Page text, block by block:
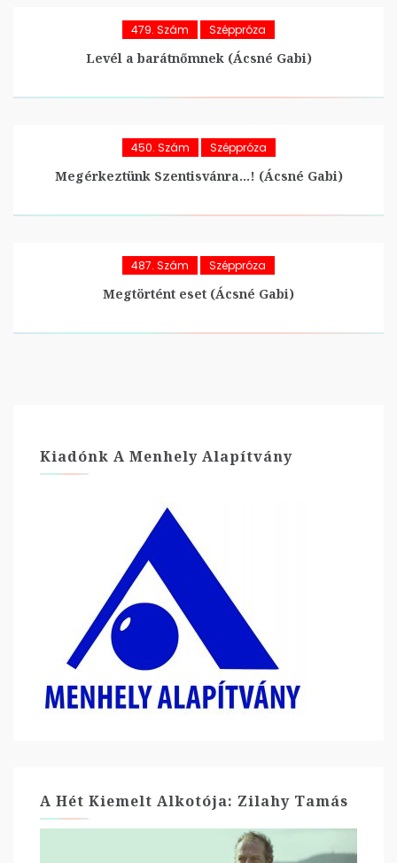
479. Szám Széppróza
Levél a barátnőmnek (Ácsné Gabi)
450. Szám Széppróza
Megérkeztünk Szentisvánra…! (Ácsné Gabi)
487. Szám Széppróza
Megtörtént eset (Ácsné Gabi)
Kiadónk A Menhely Alapítvány
A Hét Kiemelt Alkotója: Zilahy Tamás